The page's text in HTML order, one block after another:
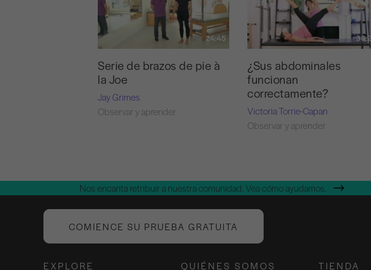
24:45
Serie de brazos de pie à
la Joe
Jay Grimes
Observar y aprender
36:22
¿Sus abdominales
funcionan
correctamente?
Victoria Torrie-Capan
Observar y aprender
Nos encanta retribuir a nuestra comunidad. Vea cómo ayudamos.
COMIENCE SU PRUEBA GRATUITA
EXPLORE QUIÉNES SOMOS TIENDA